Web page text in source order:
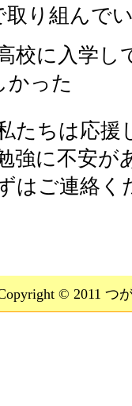
取り組んで
に入学し
かった
たちは応
強に不安が
はご連絡く
© 2011 つ